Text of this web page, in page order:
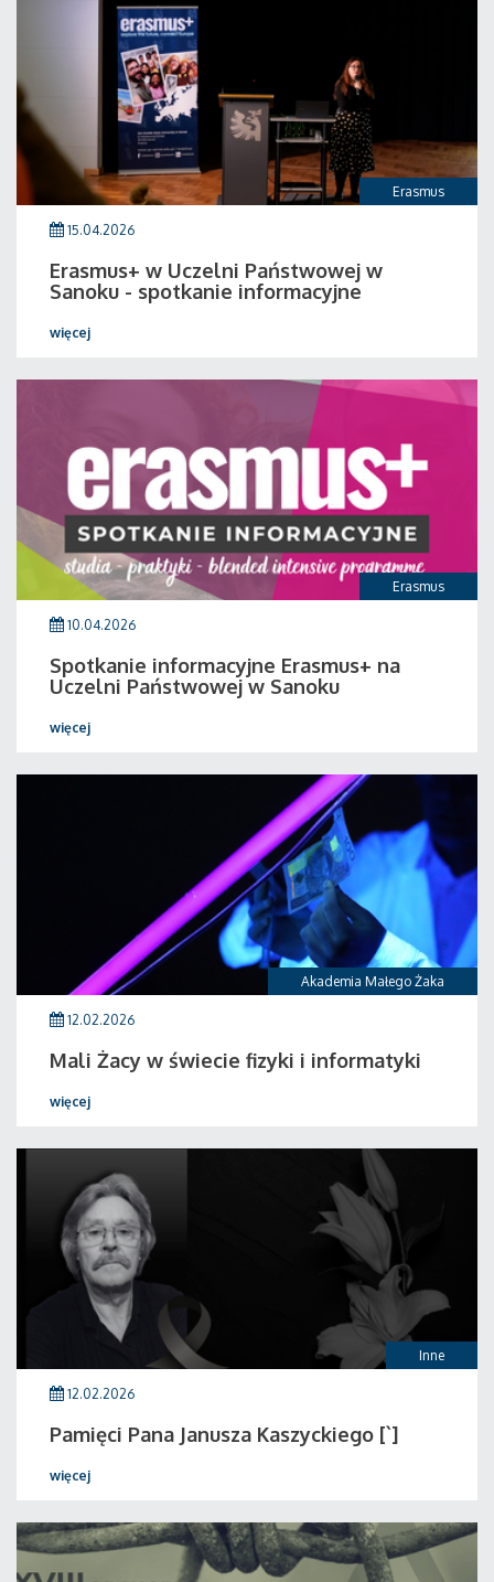
Erasmus
15.04.2026
Erasmus+ w Uczelni Państwowej w
Sanoku - spotkanie informacyjne
więcej
Erasmus
10.04.2026
Spotkanie informacyjne Erasmus+ na
Uczelni Państwowej w Sanoku
więcej
Akademia Małego Żaka
12.02.2026
Mali Żacy w świecie fizyki i informatyki
więcej
Inne
12.02.2026
Pamięci Pana Janusza Kaszyckiego [`]
więcej